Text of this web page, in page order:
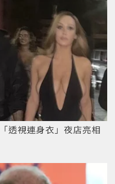
透視連身衣」夜店亮相